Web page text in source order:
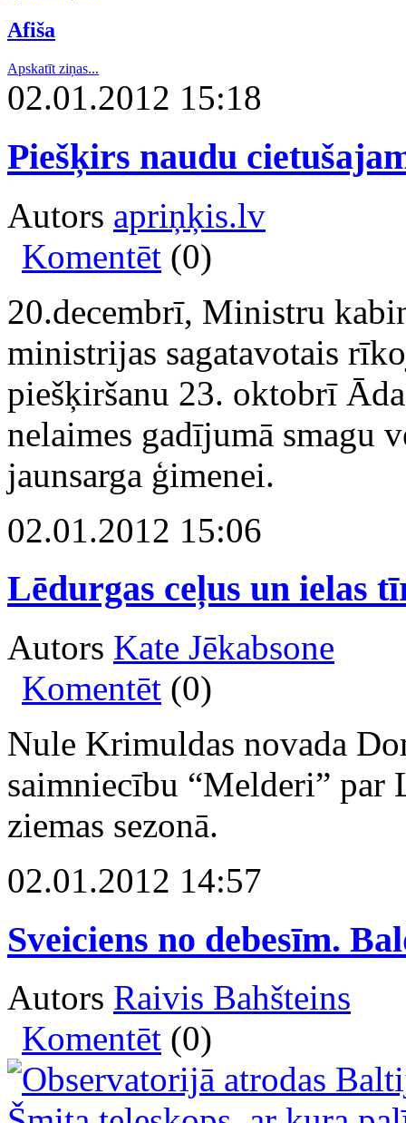
Afiša
Apskatīt ziņas...
02.01.2012 15:18
Piešķirs naudu
Autors apriņķis.lv
Komentēt (0)
20.decembrī, Ministru
ministrijas sagatavotais
piešķiršanu 23. oktobrī
nelaimes gadījumā smagu
jaunsarga ģimenei.
02.01.2012 15:06
Lēdurgas ceļus un ielas
Autors Kate Jēkabsone
Komentēt (0)
Nule Krimuldas novada
saimniecību “Melderi” par
ziemas sezonā.
02.01.2012 14:57
Sveiciens no debesīm.
Autors Raivis Bahšteins
Komentēt (0)